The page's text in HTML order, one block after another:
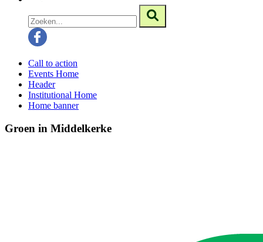
Call to action
Events Home
Header
Institutional Home
Home banner
Groen in Middelkerke